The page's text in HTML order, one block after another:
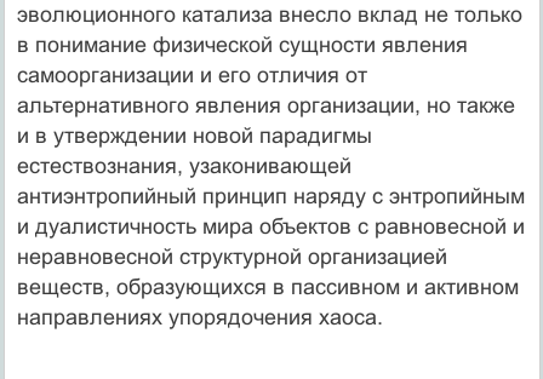
эволюционного катализа внесло вклад не только
в понимание физической сущности явления
самоорганизации и его отличия от
альтернативного явления организации, но также
и в утверждении новой парадигмы
естествознания, узаконивающей
антиэнтропийный принцип наряду с энтропийным
и дуалистичность мира объектов с равновесной и
неравновесной структурной организацией
веществ, образующихся в пассивном и активном
направлениях упорядочения хаоса.